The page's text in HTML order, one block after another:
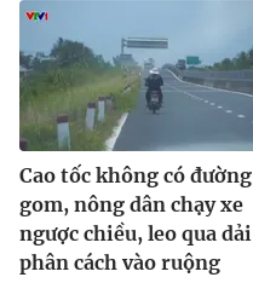
Cao tốc không có đường
gom, nông dân chạy xe
ngược chiều, leo qua dải
phân cách vào ruộng